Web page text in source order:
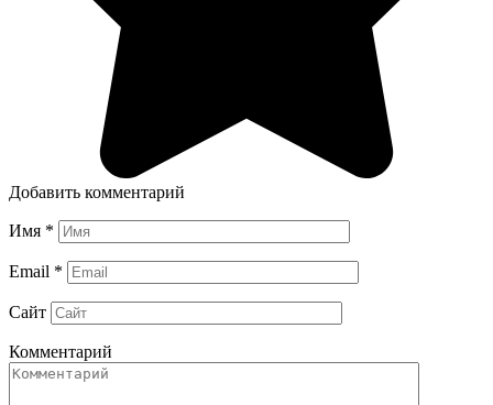
Добавить комментарий
Имя *
Email *
Сайт
Комментарий